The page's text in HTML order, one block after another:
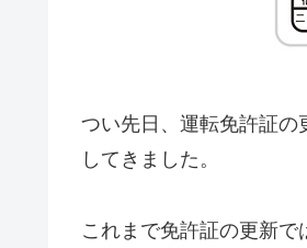
つい先日、運転免許証の
してきました。
これまで免許証の更新